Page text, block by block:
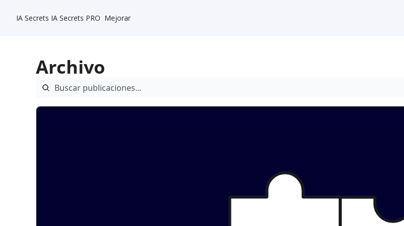
IA Secrets IA Secrets PRO Mejorar
Archivo